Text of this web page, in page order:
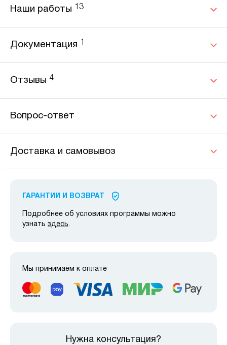
Наши работы 13
Документация
Отзывы 4
Вопрос-ответ
Доставка и самовывоз
ГАРАНТИИ И ВОЗВРАТ
Подробнее об условиях программы можно
узнать здесь.
Мы принимаем к оплате
Нужна консультация?